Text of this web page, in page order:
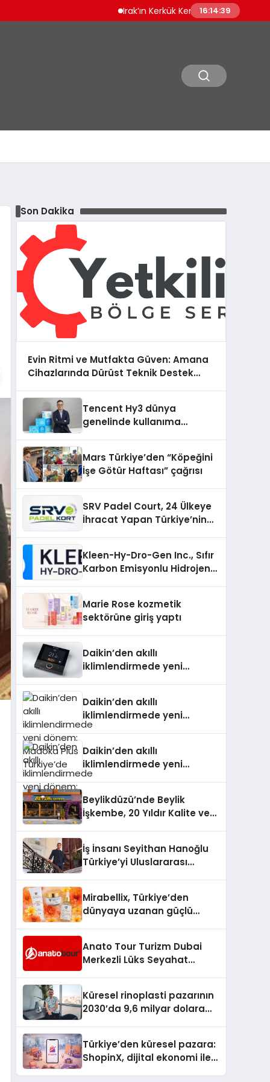
Irak’ın Kerkük Kentinde 12 Bin Ruhsatsız Silah
16:14:41
Son Dakika
Evin Ritmi ve Mutfakta Güven: Amana
Cihazlarında Dürüst Teknik Destek
Tencent Hy3 dünya
genelinde kullanıma
Mars Türkiye’den “Köpeğini
İşe Götür Haftası” çağrısı
SRV Padel Court, 24 Ülkeye
İhracat Yapan Türkiye’nin
Kleen-Hy-Dro-Gen Inc., Sıfır
Karbon Emisyonlu Hidrojen
Aldı
Marie Rose kozmetik
sektörüne giriş yaptı
Daikin’den akıllı
iklimlendirmede yeni
Daikin’den akıllı
iklimlendirmede yeni
dönem: Madoka Plus
Daikin’den akıllı
iklimlendirmede yeni
dönem: Madoka Plus
Beylikdüzü’nde Beylik
İşkembe, 20 Yıldır Kalite ve
İş İnsanı Seyithan Hanoğlu
Türkiye’yi Uluslararası
Mirabellix, Türkiye’den
dünyaya uzanan güçlü
Anato Tour Turizm Dubai
Merkezli Lüks Seyahat
Küresel rinoplasti pazarının
2030’da 9,6 milyar dolara
Türkiye’den küresel pazara:
ShopinX, dijital ekonomi ile